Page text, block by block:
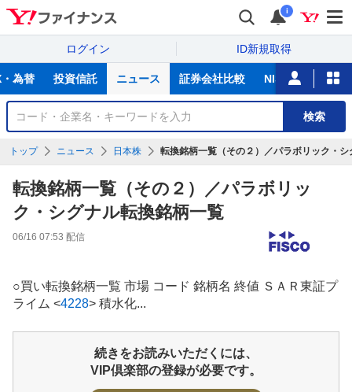
i
ログイン ID新規取得
サ
為替 投資信託 ニュース 証券会社比較 NISA カード
銘
検
索
検索
トップ ニュース 日本株 転換銘柄一覧（その２）／パラボリック・
転換銘柄一覧（その２）／パラボリッ
ク・シグナル転換銘柄一覧
06/16 07:53 配信
○買い転換銘柄一覧 市場 コード 銘柄名 終値 ＳＡＲ東証プ
ライム <4228> 積水化...
続きをお読みいただくには、
VIP倶楽部の登録が必要です。